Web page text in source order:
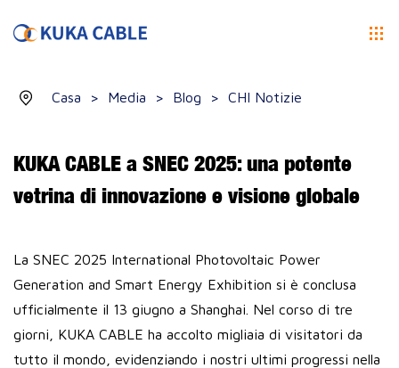
Casa > Media > Blog > CHI Notizie
KUKA CABLE a SNEC 2025: una potente
vetrina di innovazione e visione globale
La SNEC 2025 International Photovoltaic Power
Generation and Smart Energy Exhibition si è conclusa
ufficialmente il 13 giugno a Shanghai. Nel corso di tre
giorni, KUKA CABLE ha accolto migliaia di visitatori da
tutto il mondo, evidenziando i nostri ultimi progressi nella